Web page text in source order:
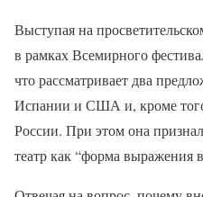
Выступая на
в рамках Всемирного
что рассматривает два
Испании и США и, кроме
России. При этом она
театр как “форма выражения